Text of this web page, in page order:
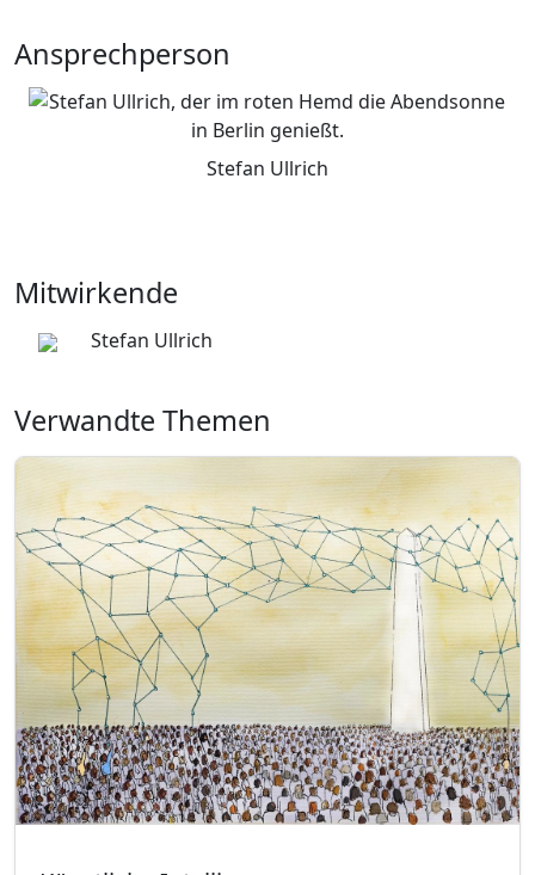
Ansprechperson
Stefan Ullrich
Mitwirkende
Stefan Ullrich
Verwandte Themen